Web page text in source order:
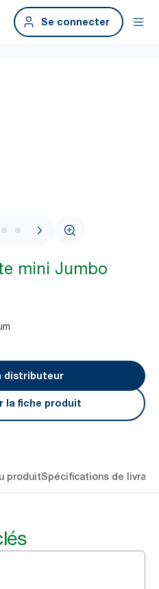
Se connecter
mini Jumbo
distributeur
la fiche produit
produitSpécifications de